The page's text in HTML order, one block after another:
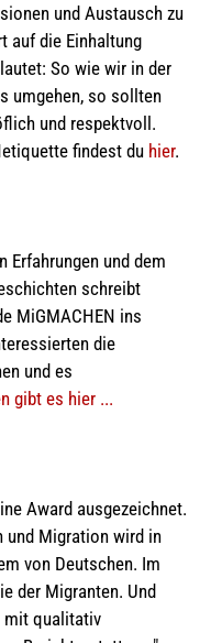
und Austausch zu
auf die Einhaltung
So wie wir in der
umgehen, so sollten
und respektvoll.
findest du hier.
Erfahrungen und dem
schreibt
MiGMACHEN ins
die
und es
gibt es hier ...
Award ausgezeichnet.
und Migration wird in
von Deutschen. Im
der Migranten. Und
mit qualitativ